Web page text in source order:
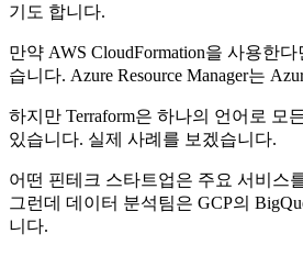
기도 합니다.
만약 AWS CloudFormation을 사용한
습니다. Azure Resource Manager는
하지만 Terraform은 하나의 언어로 모
있습니다. 실제 사례를 보겠습니다.
어떤 핀테크 스타트업은 주요 서비스
그런데 데이터 분석팀은 GCP의
니다.